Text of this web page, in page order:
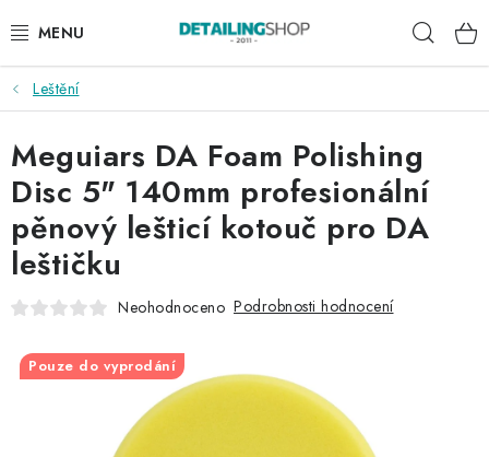
na
AKCE
NOVINKY
EXTERIÉR
INTERIÉR
PŘÍSLUŠENSTVÍ
DÁRKOVÉ SADY A POUKAZY
Leštění
Meguiars DA Foam Polishing
Disc 5" 140mm profesionální
pěnový lešticí kotouč pro DA
leštičku
Neohodnoceno Podrobnosti hodnocení
Pouze do vyprodání